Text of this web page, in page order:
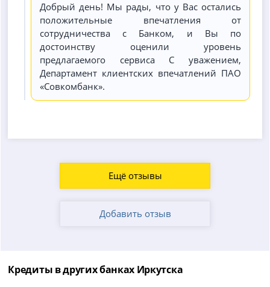
Добрый день! Мы рады, что у Вас остались
положительные впечатления от
сотрудничества с Банком, и Вы по
достоинству оценили уровень
предлагаемого сервиса С уважением,
Департамент клиентских впечатлений ПАО
«Совкомбанк».
Ещё отзывы
Добавить отзыв
Кредиты в других банках Иркутска